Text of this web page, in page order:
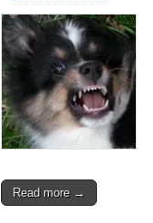
Read more →